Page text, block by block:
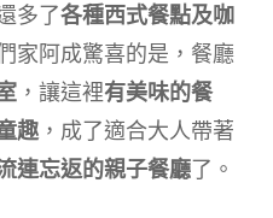
多了各種西式餐點及咖
家阿成驚喜的是，餐廳
，讓這裡有美味的餐
趣 ，成了適合大人帶著
連忘返的親子餐廳了。